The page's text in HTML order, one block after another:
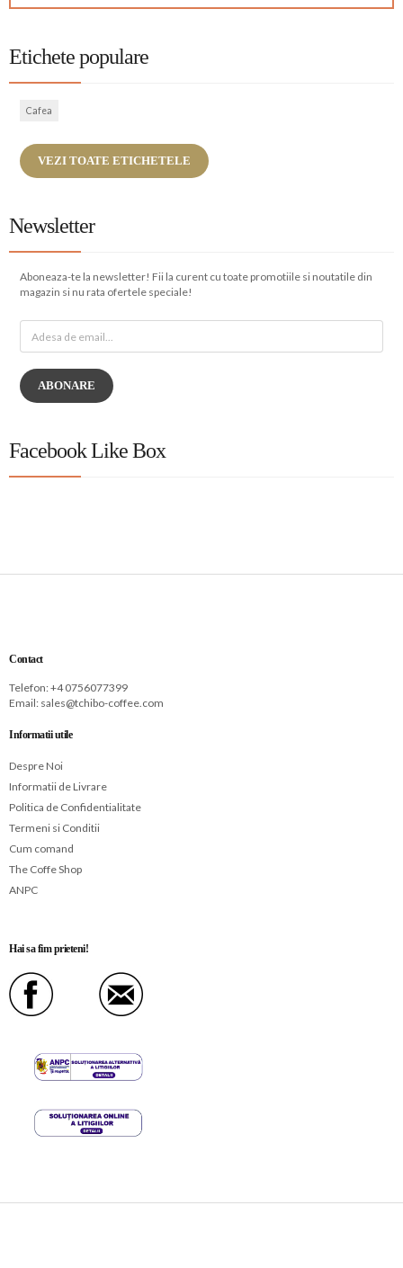
Etichete populare
Cafea
VEZI TOATE ETICHETELE
Newsletter
Aboneaza-te la newsletter! Fii la curent cu toate promotiile si noutatile din
magazin si nu rata ofertele speciale!
ABONARE
Facebook Like Box
Contact
Telefon: +4 0756077399
Email: sales@tchibo-coffee.com
Informatii utile
Despre Noi
Informatii de Livrare
Politica de Confidentialitate
Termeni si Conditii
Cum comand
The Coffe Shop
ANPC
Hai sa fim prieteni!